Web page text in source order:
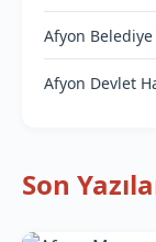
Afyon Belediye
Afyon Devlet
Son